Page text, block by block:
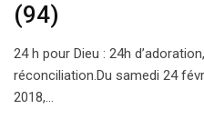
(94)
24 h pour Dieu : 24h
réconciliation.Du samedi 24
2018,…